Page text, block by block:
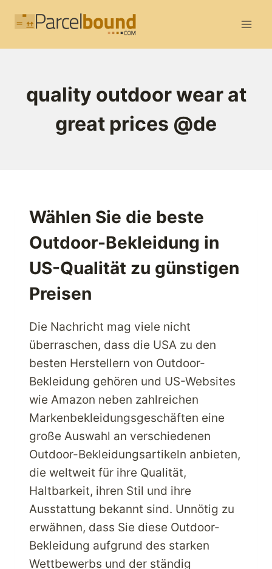
Inhalt
quality outdoor wear at
great prices @de
Wählen Sie die beste
Outdoor-Bekleidung in
US-Qualität zu günstigen
Preisen
Die Nachricht mag viele nicht
überraschen, dass die USA zu den
besten Herstellern von Outdoor-
Bekleidung gehören und US-Websites
wie Amazon neben zahlreichen
Markenbekleidungsgeschäften eine
große Auswahl an verschiedenen
Outdoor-Bekleidungsartikeln anbieten,
die weltweit für ihre Qualität,
Haltbarkeit, ihren Stil und ihre
Ausstattung bekannt sind. Unnötig zu
erwähnen, dass Sie diese Outdoor-
Bekleidung aufgrund des starken
Wettbewerbs und der ständig